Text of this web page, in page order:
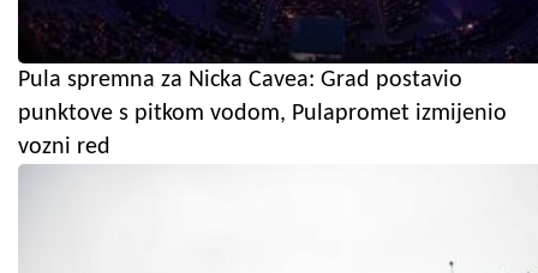
Pula spremna za Nicka Cavea: Grad postavio
punktove s pitkom vodom, Pulapromet izmijenio
vozni red